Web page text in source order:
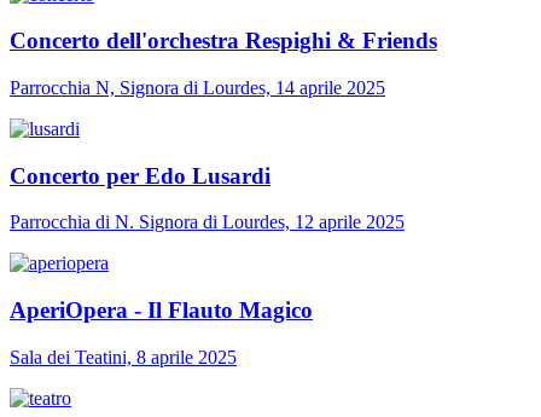
Concerto dell'orchestra Respighi & Friends
Parrocchia N, Signora di Lourdes, 14 aprile 2025
Concerto per Edo Lusardi
Parrocchia di N. Signora di Lourdes, 12 aprile 2025
AperiOpera - Il Flauto Magico
Sala dei Teatini, 8 aprile 2025